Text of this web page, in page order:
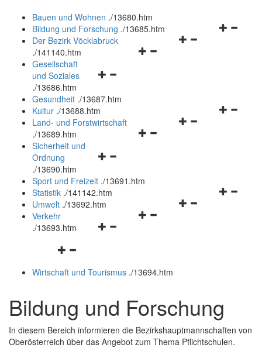
Bauen und Wohnen ./13680.htm
Navigationsmenü
Bildung und Forschung ./13685.htm
Navigationsmenü
Der Bezirk Vöcklabruck
./141140.htm
Navigationsmenü
und
schließen
Gesellschaft
und Soziales
./13686.htm
Gesundheit ./13687.htm
Navigationsmenü
Kultur ./13688.htm
Navigationsmenü
Land- und Forstwirtschaft
./13689.htm
Navigationsmenü
und
schließen
Sicherheit und
Ordnung
./13690.htm
Sport und Freizeit ./13691.htm
Navigationsmenü
Statistik ./141142.htm
Navigationsmenü
Umwelt ./13692.htm
Navigationsmenü
Verkehr
./13693.htm
Navigationsmenü
und
Wirtschaft und Tourismus ./13694.htm
Bildung und Forschung
In diesem Bereich informieren die Bezirkshauptmannschaften von
Oberösterreich über das Angebot zum Thema Pflichtschulen.